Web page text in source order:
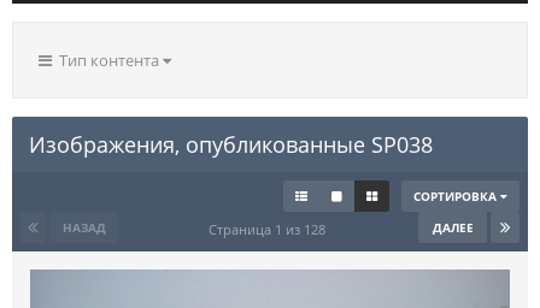
Тип контента
Изображения, опубликованные SP038
СОРТИРОВКА
НАЗАД
ДАЛЕЕ
Страница 1 из 128